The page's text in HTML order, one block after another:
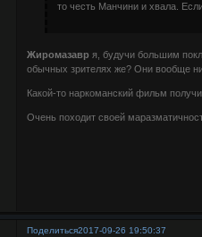
то честь Манчини и хвала.
Жиромазавр я, будучи большим
обычных зрителях же? Они вообще
Какой-то наркоманский фильм
Очень походит своей
Поделиться2017-09-26 19:50:37